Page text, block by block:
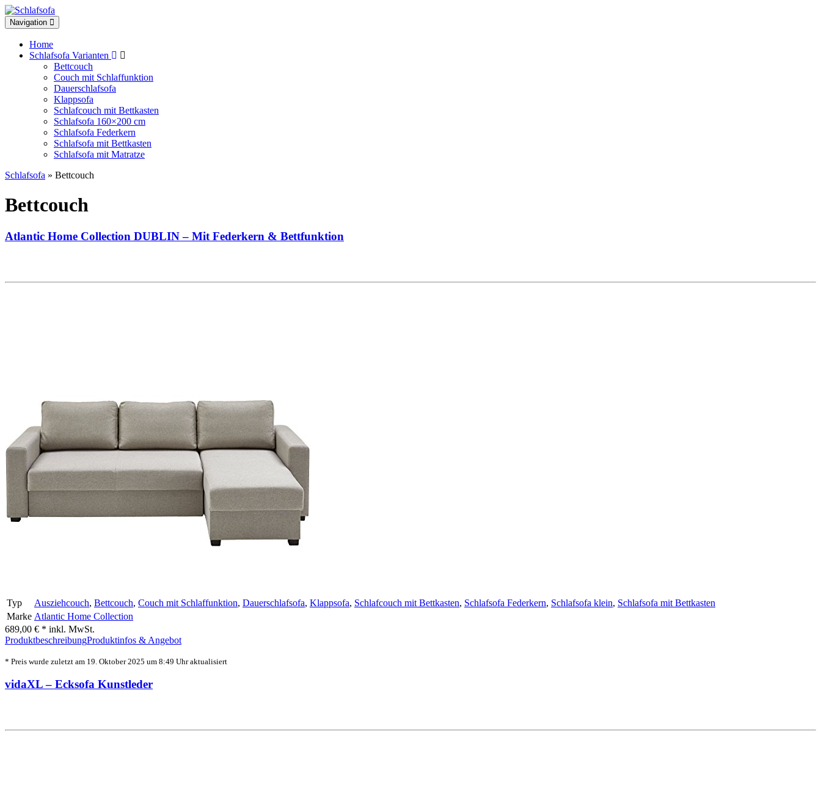
Toggle
navigation
Navigation
Home
Schlafsofa Varianten
Bettcouch
Couch mit Schlaffunktion
Dauerschlafsofa
Klappsofa
Schlafcouch mit Bettkasten
Schlafsofa 160×200 cm
Schlafsofa Federkern
Schlafsofa mit Bettkasten
Schlafsofa mit Matratze
Schlafsofa » Bettcouch
Bettcouch
Atlantic Home Collection DUBLIN – Mit Federkern & Bettfunktion
Typ Ausziehcouch, Bettcouch, Couch mit Schlaffunktion, Dauerschlafsofa, Klappsofa, Schlafcouch mit Bettkasten, Schlafsofa Federkern, Schlafsofa klein, Schlafsofa mit Bettkasten
Marke Atlantic Home Collection
689,00 € * inkl. MwSt.
ProduktbeschreibungProduktinfos & Angebot
* Preis wurde zuletzt am 19. Oktober 2025 um 8:49 Uhr aktualisiert
vidaXL – Ecksofa Kunstleder